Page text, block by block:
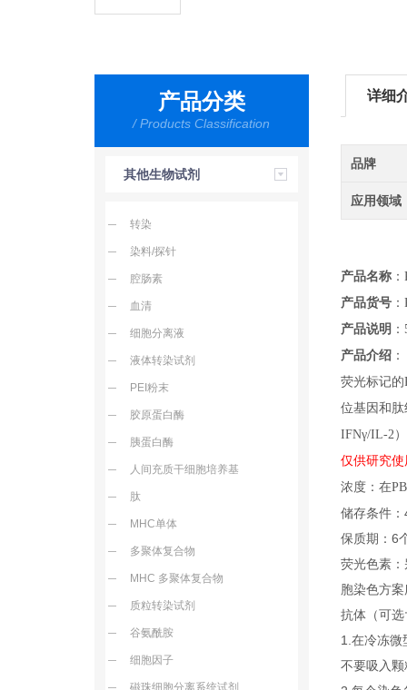
产品分类
/ Products Classification
其他生物试剂
转染
染料/探针
腔肠素
血清
细胞分离液
液体转染试剂
PEI粉末
胶原蛋白酶
胰蛋白酶
人间充质干细胞培养基
肽
MHC单体
多聚体复合物
MHC 多聚体复合物
质粒转染试剂
谷氨酰胺
细胞因子
磁珠细胞分离系统试剂
详细
品牌
应用领域
产品名称
产品货号
产品说明 ：
产品介绍 ：
荧光标记
位基因和
IFNγ/IL-2
仅供研究
浓度：在
储存条件
保质期：6
荧光色素
胞染色方
抗体（可
1.在冷冻微
不要吸入